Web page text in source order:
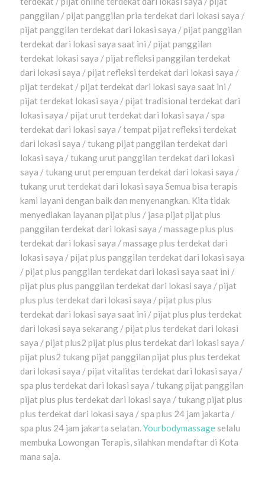
panggilan / pijat panggilan pria terdekat dari lokasi saya /
pijat panggilan terdekat dari lokasi saya / pijat panggilan
terdekat dari lokasi saya saat ini / pijat panggilan
terdekat lokasi saya / pijat refleksi panggilan terdekat
dari lokasi saya / pijat refleksi terdekat dari lokasi saya /
pijat terdekat / pijat terdekat dari lokasi saya saat ini /
pijat terdekat lokasi saya / pijat tradisional terdekat dari
lokasi saya / pijat urut terdekat dari lokasi saya / spa
terdekat dari lokasi saya / tempat pijat refleksi terdekat
dari lokasi saya / tukang pijat panggilan terdekat dari
lokasi saya / tukang urut panggilan terdekat dari lokasi
saya / tukang urut perempuan terdekat dari lokasi saya /
tukang urut terdekat dari lokasi saya Semua bisa terapis
kami layani dengan baik dan menyenangkan. Kita tidak
menyediakan layanan pijat plus / jasa pijat pijat plus
panggilan terdekat dari lokasi saya / massage plus plus
terdekat dari lokasi saya / massage plus terdekat dari
lokasi saya / pijat plus panggilan terdekat dari lokasi saya
/ pijat plus panggilan terdekat dari lokasi saya saat ini /
pijat plus plus panggilan terdekat dari lokasi saya / pijat
plus plus terdekat dari lokasi saya / pijat plus plus
terdekat dari lokasi saya saat ini / pijat plus plus terdekat
dari lokasi saya sekarang / pijat plus terdekat dari lokasi
saya / pijat plus2 pijat plus plus terdekat dari lokasi saya /
pijat plus2 tukang pijat panggilan pijat plus plus terdekat
dari lokasi saya / pijat vitalitas terdekat dari lokasi saya /
spa plus terdekat dari lokasi saya / tukang pijat panggilan
pijat plus plus terdekat dari lokasi saya / tukang pijat plus
plus terdekat dari lokasi saya / spa plus 24 jam jakarta /
spa plus 24 jam jakarta selatan. Yourbodymassageselalu
membuka Lowongan Terapis, silahkan mendaftar di Kota
mana saja.